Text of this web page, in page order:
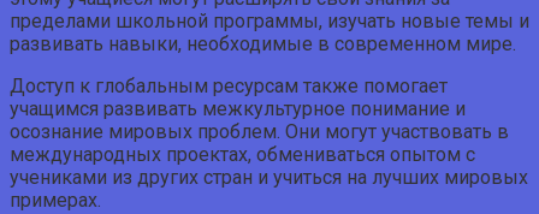
пределами школьной программы, изучать новые темы и
развивать навыки, необходимые в современном мире.
Доступ к глобальным ресурсам также помогает
учащимся развивать межкультурное понимание и
осознание мировых проблем. Они могут участвовать в
международных проектах, обмениваться опытом с
учениками из других стран и учиться на лучших мировых
примерах.